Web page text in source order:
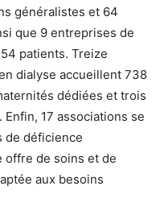
généralistes et 64
que 9 entreprises de
patients. Treize
dialyse accueillent 738
dédiées et trois
17 associations se
de déficience
offre de soins et de
aux besoins